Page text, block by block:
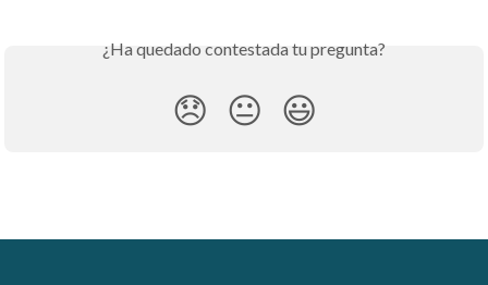
¿Ha quedado contestada tu pregunta?
😞 😐 😃